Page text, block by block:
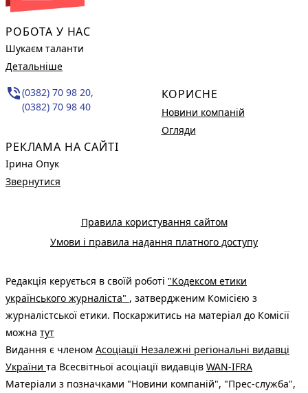
РОБОТА У НАС
Шукаєм таланти
Детальніше
phone_in_talk(0382) 70 98 20,
(0382) 70 98 40
РЕКЛАМА НА САЙТІ
Ірина Опук
Звернутися
КОРИСНЕ
Новини компаній
Огляди
Правила користування сайтом
Умови і правила надання платного доступу
Редакція керується в своїй роботі "Кодексом етики
українського журналіста" , затвердженим Комісією з
журналістської етики. Поскаржитись на матеріал до Комісії
можна тут
Видання є членом Асоціації Незалежні регіональні видавці
України та Всесвітньої асоціації видавців WAN-IFRA
Матеріали з позначками "Новини компаній", "Прес-служба",